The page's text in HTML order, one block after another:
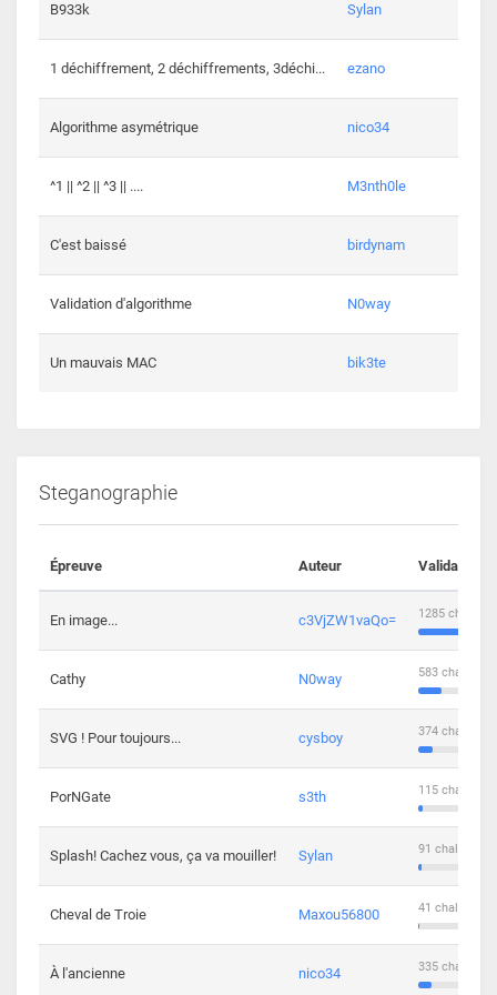
B933k Sylan
1 déchiffrement, 2 déchiffrements, 3déchi... ezano
Algorithme asymétrique nico34
^1 || ^2 || ^3 || .... M3nth0le
C'est baissé birdynam
Validation d'algorithme N0way
Un mauvais MAC bik3te
Steganographie
Épreuve Auteur Validations
En image... c3VjZW1vaQo= 1285
Cathy N0way 583
SVG ! Pour toujours... cysboy 374
PorNGate s3th 115
Splash! Cachez vous, ça va mouiller! Sylan 91
Cheval de Troie Maxou56800 41
À l'ancienne nico34 335